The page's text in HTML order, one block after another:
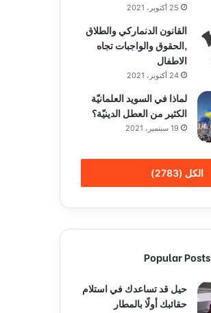
25 أكتوبر، 2021
القانون الدنماركي والطلاق
,الحقوق والواجبات تجاه
الاطفال
24 أكتوبر، 2021
لماذا في السويد العلمانيّة
الكثير من العطل الدينيّة؟
19 سبتمبر، 2021
الكل (2783)
Popular Posts
حيل قد تساعدك في استلام
حقائبك أولًا بالمطار